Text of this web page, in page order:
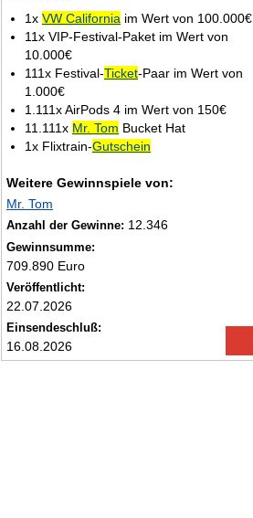
1x VW California im Wert von 100.000€
11x VIP-Festival-Paket im Wert von
10.000€
111x Festival-Ticket-Paar im Wert von
1.000€
1.111x AirPods 4 im Wert von 150€
11.111x Mr. Tom Bucket Hat
1x Flixtrain-Gutschein
Weitere Gewinnspiele von:
Mr. Tom
Anzahl der Gewinne: 12.346
Gewinnsumme:
709.890 Euro
Veröffentlicht:
22.07.2026
Einsendeschluß:
16.08.2026